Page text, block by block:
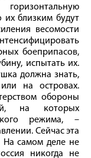
близким будут
весомости
боеприпасов,
испытать их.
должна знать,
на островах.
обороны
на которых
режима, –
Сейчас эта
На самом деле не
никогда не